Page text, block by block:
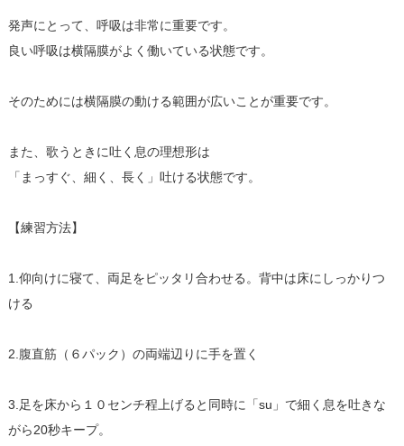
発声にとって、呼吸は非常に重要です。
良い呼吸は横隔膜がよく働いている状態です。
そのためには横隔膜の動ける範囲が広いことが重要です。
また、歌うときに吐く息の理想形は
「まっすぐ、細く、長く」吐ける状態です。
【練習方法】
1.仰向けに寝て、両足をピッタリ合わせる。背中は床にしっかりつ
ける
2.腹直筋（６パック）の両端辺りに手を置く
3.足を床から１０センチ程上げると同時に「su」で細く息を吐きな
がら20秒キープ。